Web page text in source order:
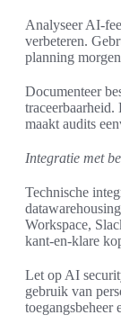
Analyseer AI-
verbeteren.
planning
Documenteer
maakt audits
Integratie met
Technische
Workspace,
kant-en-klare
Let op AI
gebruik van
toegangsbeheer